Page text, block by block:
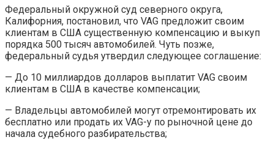
Федеральный окружной суд северного округа,
Калифорния, постановил, что VAG предложит своим
клиентам в США существенную компенсацию и выкуп
порядка 500 тысяч автомобилей. Чуть позже,
федеральный судья утвердил следующее соглашение:
— До 10 миллиардов долларов выплатит VAG своим
клиентам в США в качестве компенсации;
— Владельцы автомобилей могут отремонтировать их
бесплатно или продать их VAG-у по рыночной цене до
начала судебного разбирательства;